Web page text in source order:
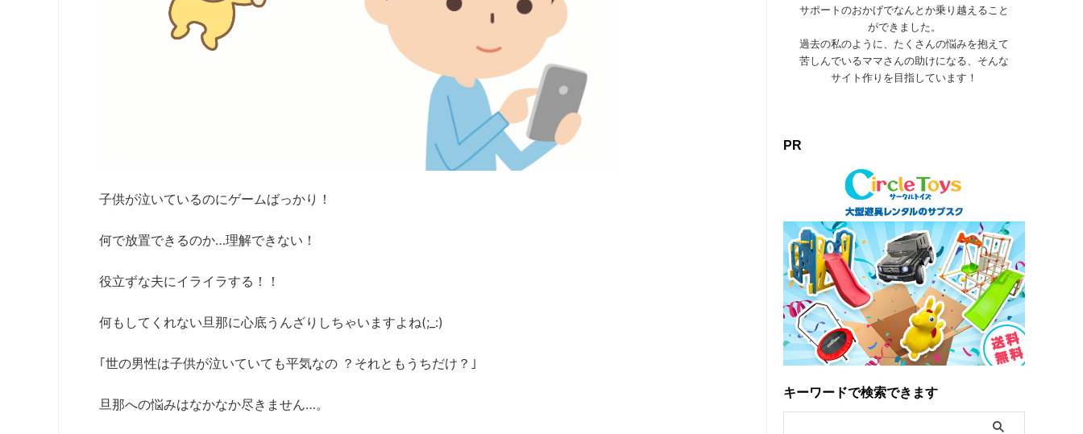
子供が泣いているのにゲームばっかり！
何で放置できるのか…理解できない！
役立ずな夫にイライラする！！
何もしてくれない旦那に心底うんざりしちゃいますよね(;_:)
｢世の男性は子供が泣いていても平気なの ？それともうちだけ？｣
旦那への悩みはなかなか尽きません…。
サポートのおかげでなんとか乗り越えること
ができました。
過去の私のように、たくさんの悩みを抱えて
苦しんでいるママさんの助けになる、そんな
サイト作りを目指しています！
PR
キーワードで検索できます